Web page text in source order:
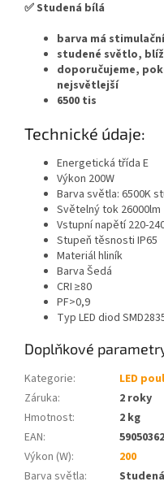
✅ Studená bílá
barva má
studené světlo,
doporučujeme,
nejsvětlejší
6500 tis
Technické údaje:
Energetická třída E
Výkon 200W
Barva světla: 6500K
Světelný tok 26000lm
Vstupní napětí 220-
Stupeň těsnosti IP65
Materiál hliník
Barva Šedá
CRI ≥80
PF>0,9
Typ LED diod
Doplňkové
Kategorie:
LED
Záruka:
2 roky
Hmotnost:
2 kg
EAN:
Výkon (W):
200
Barva světla: